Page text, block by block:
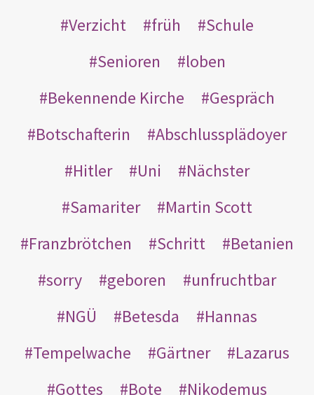
Verzicht
früh
Schule
Senioren
loben
Bekennende Kirche
Gespräch
Botschafterin
Abschlussplädoyer
Hitler
Uni
Nächster
Samariter
Martin Scott
Franzbrötchen
Schritt
Betanien
sorry
geboren
unfruchtbar
NGÜ
Betesda
Hannas
Tempelwache
Gärtner
Lazarus
Gottes
Bote
Nikodemus